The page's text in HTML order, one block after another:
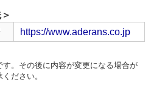
https://www.aderans.co.jp
。その後に内容が変更になる場合が
ださい。